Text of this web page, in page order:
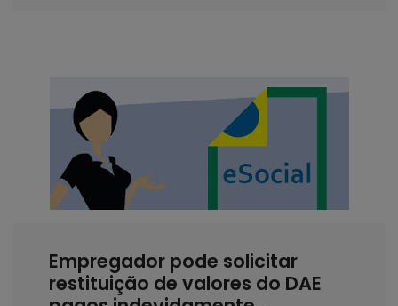
Empregador pode solicitar
restituição de valores do DAE